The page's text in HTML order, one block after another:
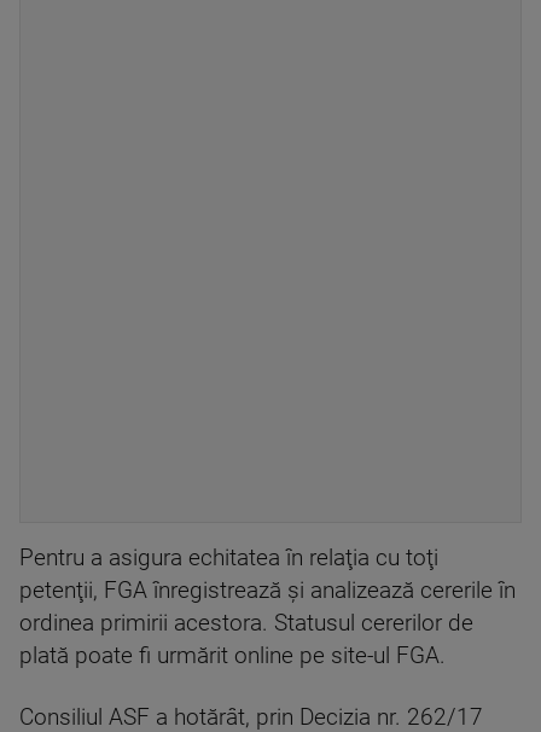
Pentru a asigura echitatea în relaţia cu toţi
petenţii, FGA înregistrează şi analizează cererile în
ordinea primirii acestora. Statusul cererilor de
plată poate fi urmărit online pe site-ul FGA.
Consiliul ASF a hotărât, prin Decizia nr. 262/17